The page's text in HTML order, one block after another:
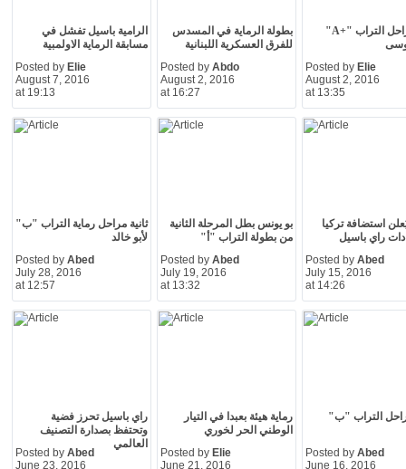
الرامية باسيل تفشل في
مسابقة الرماية الاولمبية
Posted by Elie
August 7, 2016
at 19:13
بطولة الرماية في المسدس
للفرق العسكرية اللبنانية
Posted by Abdo
August 2, 2016
at 16:27
ثالثة مراحل التراب "+A"
Posted by Elie
August 2, 2016
at 13:35
ثانية مراحل رماية التراب "ب"
لأبو خالد
Posted by Abed
July 28, 2016
at 12:57
بو يونس بطل المرحلة الثانية
من بطولة التراب "أ"
Posted by Abed
July 19, 2016
at 13:32
استضافة تركيا
راي باسيل
Posted by Abed
July 15, 2016
at 14:26
راي باسيل تحرز فضية
وتحتفظ بصدارة التصنيف
العالمي
Posted by Abed
June 23, 2016
رماية هيئة بعبدا في التيار
الوطني الحر لخوري
Posted by Elie
June 21, 2016
التراب "ب"
Posted by Abed
June 16, 2016